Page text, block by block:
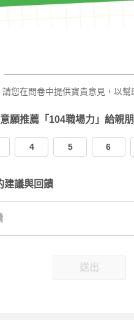
您在問卷中提供寶貴意見，以幫
願推薦「104職場力」給親
4 5 6
建議與回饋
送出